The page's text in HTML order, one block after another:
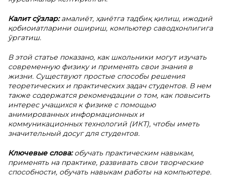
Калит сўзлар:амалиёт, ҳаиётга тадбиқ қилиш, ижодий
қобиоиатларини ошириш, компьютер саводхонлигига
ўргатиш.
В этой статье показано, как школьники могут изучать
современную физику и применять свои знания в
жизни. Существуют простые способы решения
теоретических и практических задач студентов. В нем
также содержатся рекомендации о том, как повысить
интерес учащихся к физике с помощью
анимированных информационных и
коммуникационных технологий (ИКТ), чтобы иметь
значительный досуг для студентов.
Ключевые слова:обучать практическим навыкам,
применять на практике, развивать свои творческие
способности, обучать навыкам работы на компьютере.